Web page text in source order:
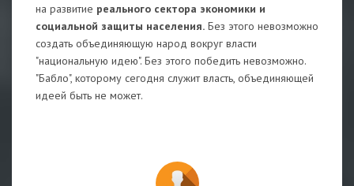
на развитие реального сектора экономики и
социальной защиты населения. Без этого невозможно
создать объединяющую народ вокруг власти
"национальную идею". Без этого победить невозможно.
"Бабло", которому сегодня служит власть, объединяющей
идеей быть не может.